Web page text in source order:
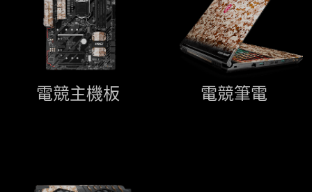
電競主機板 電競筆電